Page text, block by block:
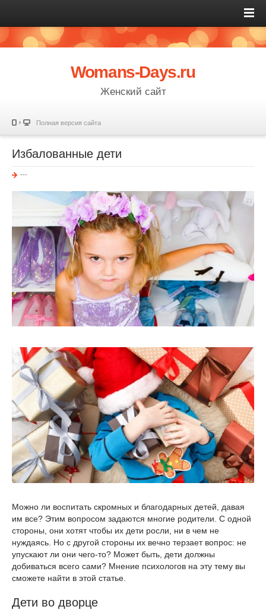
Womans-Days.ru
Женский сайт
Полная версия сайта
Избалованные дети
---
Можно ли воспитать скромных и благодарных детей, давая
им все? Этим вопросом задаются многие родители. С одной
стороны, они хотят чтобы их дети росли, ни в чем не
нуждаясь. Но с другой стороны их вечно терзает вопрос: не
упускают ли они чего-то? Может быть, дети должны
добиваться всего сами? Мнение психологов на эту тему вы
сможете найти в этой статье.
Дети во дворце